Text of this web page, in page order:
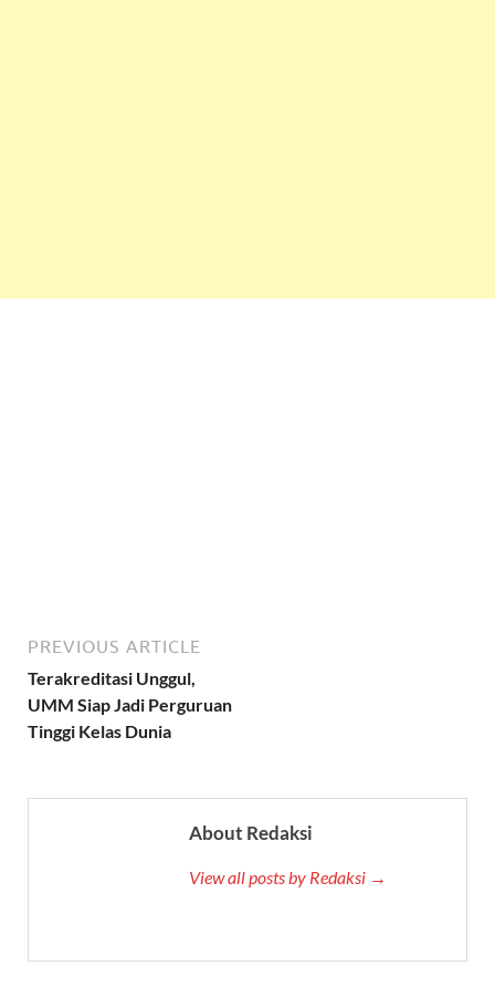
PREVIOUS ARTICLE
Terakreditasi Unggul,
UMM Siap Jadi Perguruan
Tinggi Kelas Dunia
About Redaksi
View all posts by Redaksi →